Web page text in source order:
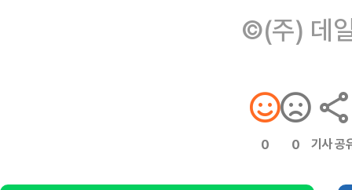
©(주) 데
0 0 기사 공